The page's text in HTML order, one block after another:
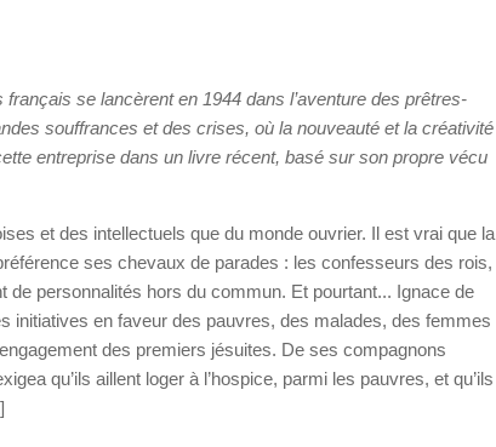
se lancèrent en 1944 dans l’aventure des prêtres-
souffrances et des crises, où la nouveauté et la créativité
entreprise dans un livre récent, basé sur son propre vécu
et des intellectuels que du monde ouvrier. Il est vrai que la
ses chevaux de parades : les confesseurs des rois,
personnalités hors du commun. Et pourtant... Ignace de
initiatives en faveur des pauvres, des malades, des femmes
des premiers jésuites. De ses compagnons
qu’ils aillent loger à l’hospice, parmi les pauvres, et qu’ils
]